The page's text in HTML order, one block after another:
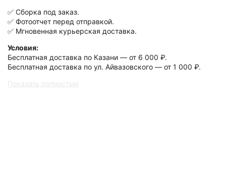
✅ Сборка под заказ.
✅ Фотоотчет перед отправкой.
✅ Мгновенная курьерская доставка.
Условия:
Бесплатная доставка по Казани — от 6 000 ₽.
Бесплатная доставка по ул. Айвазовского — от 1 000 ₽.
Показать полностью